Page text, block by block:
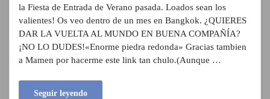
la Fiesta de Entrada de Verano pasada. Loados sean los
valientes! Os veo dentro de un mes en Bangkok. ¿QUIERES
DAR LA VUELTA AL MUNDO EN BUENA COMPAÑÍA?
¡NO LO DUDES!«Enorme piedra redonda» Gracias tambien
a Mamen por hacerme este link tan chulo.(Aunque …
Seguir leyendo